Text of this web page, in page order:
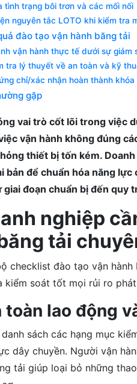
tình trạng bôi trơn và các mối nối
nguyên tắc LOTO khi kiểm tra
đào tạo vận hành băng tải
vận hành thực tế dưới sự giám
tra lý thuyết về an toàn và kỹ
chỉ/xác nhận hoàn thành
gặp
vai trò cốt lõi trong việc
vận hành không đúng
thiết bị tốn kém.
bản để chuẩn hóa năng
đoạn chuẩn bị đến quy
nghiệp
tải
checklist đào tạo vận
kiểm soát tốt mọi rủi ro
toàn lao động
sách các hạng mục
dây chuyền. Người vận
tải giúp loại bỏ những